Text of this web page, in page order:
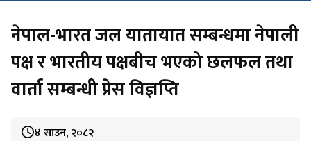
नेपाल-भारत जल यातायात सम्बन्धमा नेपाली
पक्ष र भारतीय पक्षबीच भएको छलफल तथा
वार्ता सम्बन्धी प्रेस विज्ञप्ति
४ साउन, २०८२